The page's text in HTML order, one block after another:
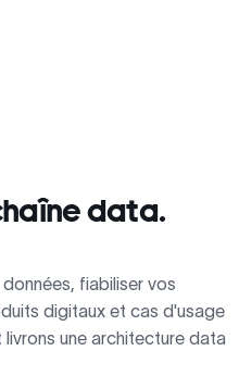
data.
fiabiliser vos
digitaux et cas d'usage
une architecture data